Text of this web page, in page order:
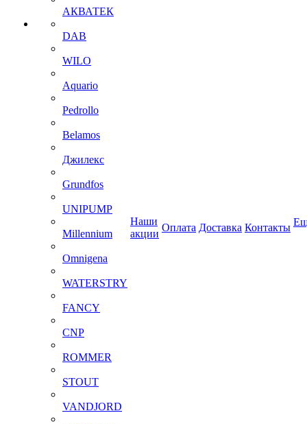
АКВАТЕК
DAB
WILO
Aquario
Pedrollo
Belamos
Джилекс
Grundfos
UNIPUMP
Millennium
Omnigena
WATERSTRY
FANCY
CNP
ROMMER
STOUT
VANDJORD
Наши
акции
Оплата Доставка Контакты